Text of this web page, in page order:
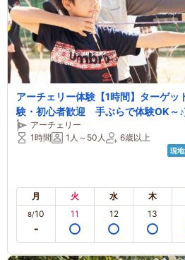
アーチェリー体験【1時間】ターゲ
験・初心者歓迎 手ぶらで体験OK～
アーチェリー
1時間
1人～50人 6歳以上
現
月 火 水 木
8/10 11 12 13